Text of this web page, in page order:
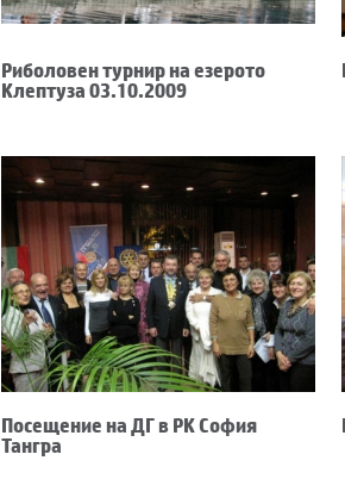
Риболовен турнир на езерото
Клептуза 03.10.2009
Посещение на ДГ в РК София
Тангра